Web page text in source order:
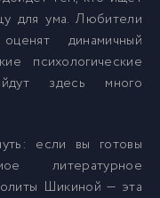
для ума. Любители
динамичный
психологические
здесь много
если вы готовы
литературное
Шикиной — эта